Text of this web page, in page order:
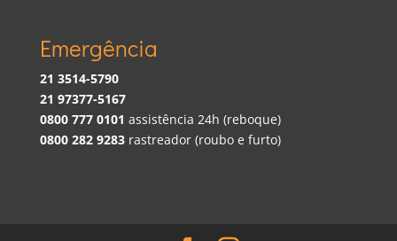
Emergência
21 3514-5790
21 97377-5167
0800 777 0101 assistência 24h (reboque)
0800 282 9283rastreador (roubo e furto)